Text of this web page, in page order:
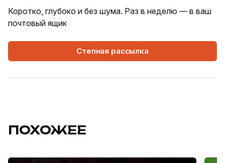
Коротко, глубоко и без шума. Раз в неделю — в ваш
почтовый ящик
Степная рассылка
ПОХОЖЕЕ